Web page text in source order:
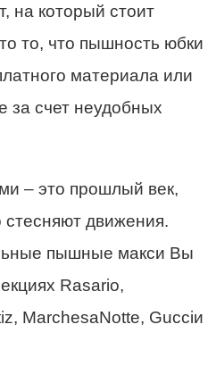
на который стоит
то, что пышность юбки
материала или
за счет неудобных
– это прошлый век,
движения.
пышные макси Вы
Rasario,
MarchesaNotte, Gucciи